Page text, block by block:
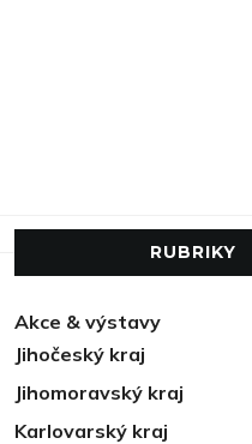
RUBRIKY
Akce & výstavy
Jihočeský kraj
Jihomoravský kraj
Karlovarský kraj